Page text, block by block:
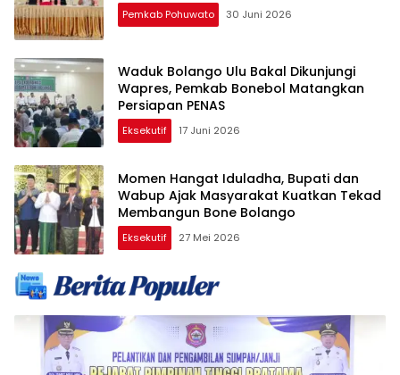
Pemkab Pohuwato 30 Juni 2026
Waduk Bolango Ulu Bakal Dikunjungi
Wapres, Pemkab Bonebol Matangkan
Persiapan PENAS
Eksekutif 17 Juni 2026
Momen Hangat Iduladha, Bupati dan
Wabup Ajak Masyarakat Kuatkan Tekad
Membangun Bone Bolango
Eksekutif 27 Mei 2026